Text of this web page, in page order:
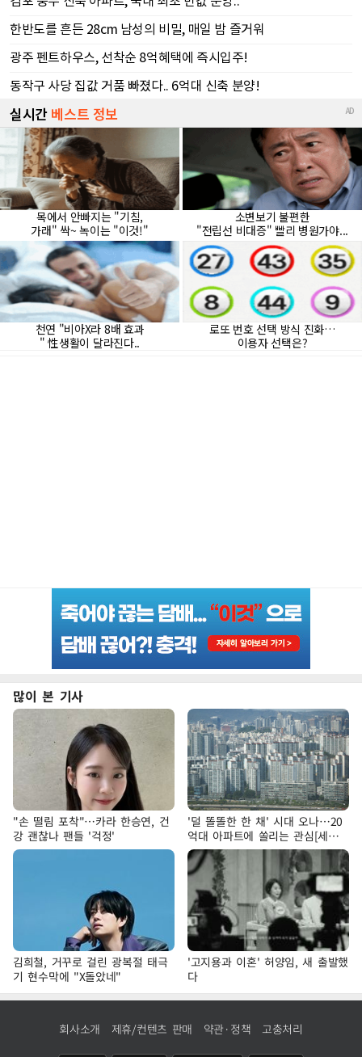
많이 본 기사
"손 떨림 포착"…카라 한승연, 건
강 괜찮나 팬들 '걱정'
'덜 똘똘한 한 채' 시대 오나…20
억대 아파트에 쏠리는 관심[세제
개편, 그 이후②]
김희철, 거꾸로 걸린 광복절 태극
기 현수막에 "X돌았네"
'고지용과 이혼' 허양임, 새 출발했
다
회사소개 제휴/컨텐츠 판매 약관·정책 고충처리